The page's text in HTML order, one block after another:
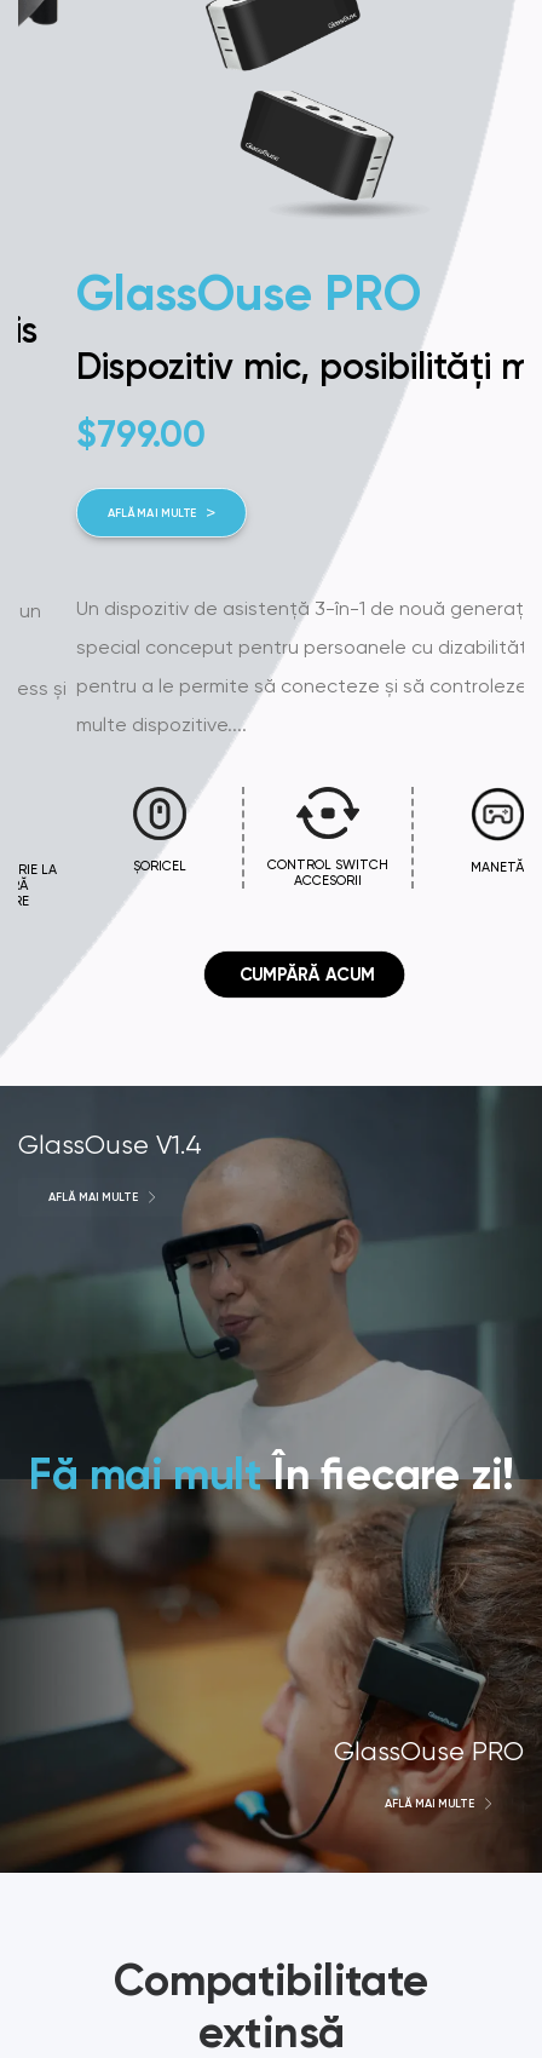
GlassOuse PRO
Dispozitiv mic, posibilități mari
799.00
AFLĂ MAI MULTE
Un dispozitiv de asistență 3-în-1 de nouă generație,
special conceput pentru persoanele cu dizabilități,
pentru a le permite să conecteze și să controleze mai
multe dispozitive....
CONTROL SWITCH
ACCESORII
MANETĂ
CUMPĂRĂ ACUM
Fă mai multÎn fiecare zi!
GlassOuse V1.4
AFLĂ MAI MULTE
GlassOuse PRO
AFLĂ MAI MULTE
Compatibilitate
extinsă